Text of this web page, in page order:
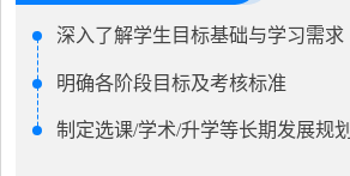
深入了解学生目标基础与学习需求
明确各阶段目标及考核标准
制定选课/学术/升学等长期发展规划